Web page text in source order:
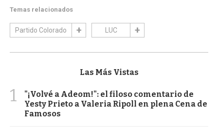
Temas relacionados
Partido Colorado LUC
Las Más Vistas
1
"¡Volvé a Adeom!": el filoso comentario de
Yesty Prieto a Valeria Ripoll en plena Cena de
Famosos